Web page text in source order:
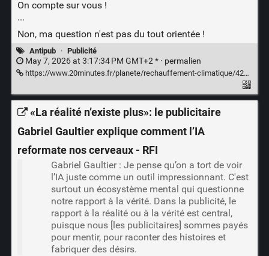
On compte sur vous !
...
Non, ma question n'est pas du tout orientée !
Antipub · Publicité
May 7, 2026 at 3:17:34 PM GMT+2 * · permalien
https://www.20minutes.fr/planete/rechauffement-climatique/4221919-20260505-viande-energies-fossiles-faut-interdire-publicites-pro-rechauffement-climatique-comme-amsterdam
«La réalité n’existe plus»: le publicitaire
Gabriel Gaultier explique comment l’IA
reformate nos cerveaux - RFI
Gabriel Gaultier : Je pense qu’on a tort de voir
l’IA juste comme un outil impressionnant. C'est
surtout un écosystème mental qui questionne
notre rapport à la vérité. Dans la publicité, le
rapport à la réalité ou à la vérité est central,
puisque nous [les publicitaires] sommes payés
pour mentir, pour raconter des histoires et
fabriquer des désirs.